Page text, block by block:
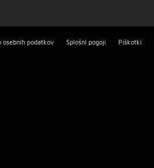
osebnih podatkov Splošni pogoji Piškotki